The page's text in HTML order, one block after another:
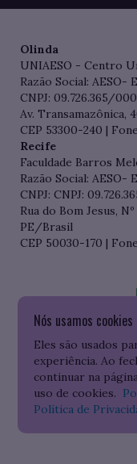
Nós usamos cookies
Eles são usados
experiência. Ao
continuar na
uso de cookies.
Política de
Olinda
UNIAESO - Centro
Razão Social:
CNPJ: 09.726.365/
Av. Transamazônica,
CEP 53300-240 |
Recife
Faculdade Barros
Razão Social:
CNPJ: CNPJ:
Rua do Bom Jesus,
PE/Brasil
CEP 50030-170 |
Consulte o